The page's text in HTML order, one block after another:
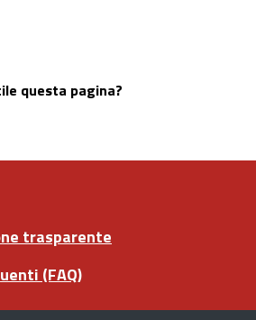
questa pagina?
trasparente
(FAQ)